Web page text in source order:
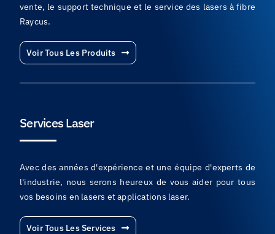
vente, le support technique et le service des lasers à fibre
Raycus.
Voir Tous Les Produits
Services Laser
Avec des années d'expérience et une équipe d'experts de
l'industrie, nous serons heureux de vous aider pour tous
vos besoins en lasers et applications laser.
Voir Tous Les Services